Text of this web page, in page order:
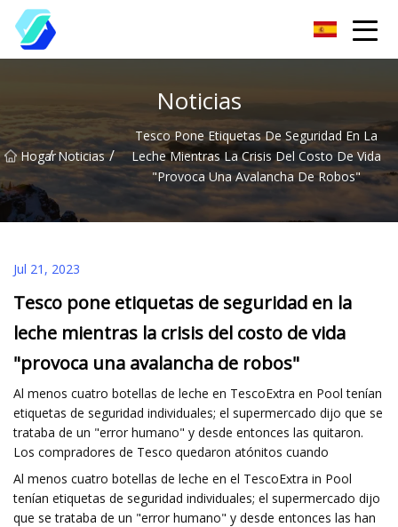
Noticias
Hogar
/ Noticias /
Tesco Pone Etiquetas De Seguridad En La
Leche Mientras La Crisis Del Costo De Vida
"provoca Una Avalancha De Robos"
Jul 21, 2023
Tesco pone etiquetas de seguridad en la
leche mientras la crisis del costo de vida
"provoca una avalancha de robos"
Al menos cuatro botellas de leche en TescoExtra en Pool tenían
etiquetas de seguridad individuales; el supermercado dijo que se
trataba de un "error humano" y desde entonces las quitaron.
Los compradores de Tesco quedaron atónitos cuando
Al menos cuatro botellas de leche en el TescoExtra in Pool
tenían etiquetas de seguridad individuales; el supermercado dijo
que se trataba de un "error humano" y desde entonces las han